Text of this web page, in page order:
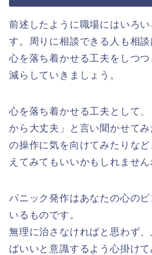
前述したように職場にはいろ
す。周りに相談できる人も相
心を落ち着かせる工夫をしつ
減らしていきましょう。
心を落ち着かせる工夫として
から大丈夫」と言い聞かせて
の操作に気を向けてみたりな
えてみてもいいかもしれません
パニック発作はあなたの心の
いるものです。
無理に治さなければと思わず
ばいいと意識するよう心掛けて